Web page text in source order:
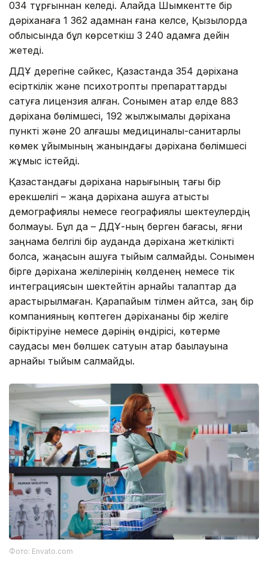
034 тұрғыннан келеді. Алайда Шымкентте бір
дәріханаға 1 362 адамнан ғана келсе, Қызылорда
облысында бұл көрсеткіш 3 240 адамға дейін
жетеді.
ДДҰ дерегіне сәйкес, Қазақстанда 354 дәріхана
есірткілік және психотроптық препараттарды
сатуға лицензия алған. Сонымен қатар елде 883
дәріхана бөлімшесі, 192 жылжымалы дәріхана
пункті және 20 алғашқы медициналық-санитарлық
көмек ұйымының жанындағы дәріхана бөлімшесі
жұмыс істейді.
Қазақстандағы дәріхана нарығының тағы бір
ерекшелігі – жаңа дәріхана ашуға қатысты
демографиялық немесе географиялық шектеулердің
болмауы. Бұл да – ДДҰ-ның берген бағасы, яғни
заңнама белгілі бір ауданда дәріхана жеткілікті
болса, жаңасын ашуға тыйым салмайды. Сонымен
бірге дәріхана желілерінің көлденең немесе тік
интеграциясын шектейтін арнайы талаптар да
қарастырылмаған. Қарапайым тілмен айтсақ, заң бір
компанияның көптеген дәріхананы бір желіге
біріктіруіне немесе дәрінің өндірісі, көтерме
саудасы мен бөлшек сатуын қатар бақылауына
арнайы тыйым салмайды.
Фото: Envato.com